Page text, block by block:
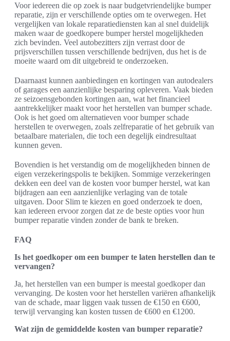
Voor iedereen die op zoek is naar budgetvriendelijke bumper
reparatie, zijn er verschillende opties om te overwegen. Het
vergelijken van lokale reparatiediensten kan al snel duidelijk
maken waar de goedkopere bumper herstel mogelijkheden
zich bevinden. Veel autobezitters zijn verrast door de
prijsverschillen tussen verschillende bedrijven, dus het is de
moeite waard om dit uitgebreid te onderzoeken.
Daarnaast kunnen aanbiedingen en kortingen van autodealers
of garages een aanzienlijke besparing opleveren. Vaak bieden
ze seizoensgebonden kortingen aan, wat het financieel
aantrekkelijker maakt voor het herstellen van bumper schade.
Ook is het goed om alternatieven voor bumper schade
herstellen te overwegen, zoals zelfreparatie of het gebruik van
betaalbare materialen, die toch een degelijk eindresultaat
kunnen geven.
Bovendien is het verstandig om de mogelijkheden binnen de
eigen verzekeringspolis te bekijken. Sommige verzekeringen
dekken een deel van de kosten voor bumper herstel, wat kan
bijdragen aan een aanzienlijke verlaging van de totale
uitgaven. Door Slim te kiezen en goed onderzoek te doen,
kan iedereen ervoor zorgen dat ze de beste opties voor hun
bumper reparatie vinden zonder de bank te breken.
FAQ
Is het goedkoper om een bumper te laten herstellen dan te
vervangen?
Ja, het herstellen van een bumper is meestal goedkoper dan
vervanging. De kosten voor het herstellen variëren afhankelijk
van de schade, maar liggen vaak tussen de €150 en €600,
terwijl vervanging kan kosten tussen de €600 en €1200.
Wat zijn de gemiddelde kosten van bumper reparatie?